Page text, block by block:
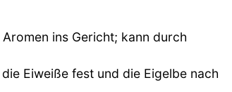
ins Gericht; kann durch
Eiweiße fest und die Eigelbe nach